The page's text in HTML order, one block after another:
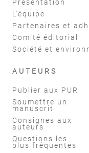
Présentation
L'équipe
Partenaires et
Comité éditorial
Société et
AUTEURS
Publier aux PUR
Soumettre un
manuscrit
Consignes aux
auteurs
Questions les
plus fréquentes